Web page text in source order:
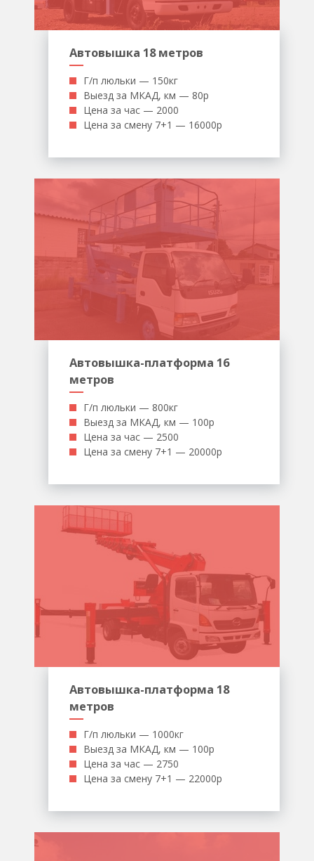
Автовышка 18 метров
Г/п люльки — 150кг
Выезд за МКАД, км — 80р
Цена за час — 2000
Цена за смену 7+1 — 16000р
Автовышка-платформа 16
метров
Г/п люльки — 800кг
Выезд за МКАД, км — 100р
Цена за час — 2500
Цена за смену 7+1 — 20000р
Автовышка-платформа 18
метров
Г/п люльки — 1000кг
Выезд за МКАД, км — 100р
Цена за час — 2750
Цена за смену 7+1 — 22000р